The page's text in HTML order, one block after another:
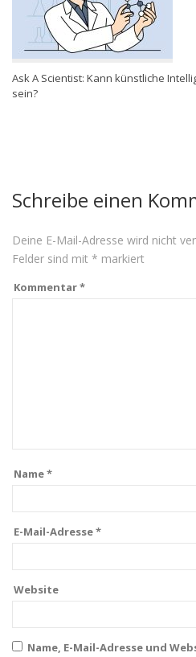
Ask A Scientist: Kann künstliche
sein?
Schreibe einen
Deine E-Mail-Adresse wird nicht
Felder sind mit * markiert
Kommentar*
Name*
E-Mail-Adresse*
Website
Name, E-Mail-Adresse und